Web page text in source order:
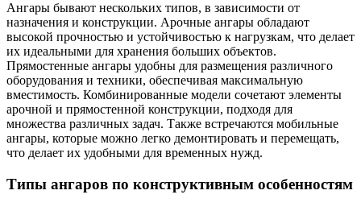
Ангары бывают нескольких типов, в зависимости от
назначения и конструкции. Арочные ангары обладают
высокой прочностью и устойчивостью к нагрузкам, что делает
их идеальными для хранения больших объектов.
Прямостенные ангары удобны для размещения различного
оборудования и техники, обеспечивая максимальную
вместимость. Комбинированные модели сочетают элементы
арочной и прямостенной конструкции, подходя для
множества различных задач. Также встречаются мобильные
ангары, которые можно легко демонтировать и перемещать,
что делает их удобными для временных нужд.
Типы ангаров по конструктивным особенностям